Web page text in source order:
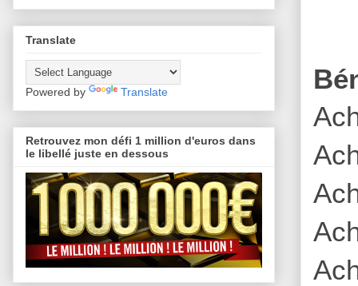
Translate
Powered by Translate
Retrouvez mon défi 1 million d'euros dans
le libellé juste en dessous